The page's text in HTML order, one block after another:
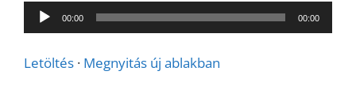
Audió
lejátszó
00:00 00:00
Letöltés · Megnyitás új ablakban